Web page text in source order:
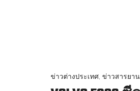
ข่าวต่างประเทศ, ข่าวสารยา